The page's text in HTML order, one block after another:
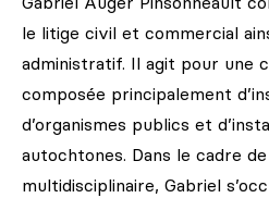
le litige civil et commercial
administratif. Il agit pour une
composée principalement
d’organismes publics et
autochtones. Dans le cadre
multidisciplinaire, Gabriel